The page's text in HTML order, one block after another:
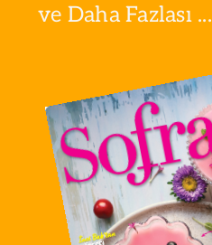
ve Daha Fazlası ...